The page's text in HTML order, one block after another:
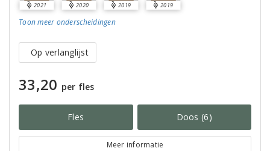
2021 2020 2019 2019
Toon meer onderscheidingen
Op verlanglijst
33,20 per fles
Fles Doos (6)
Meer informatie